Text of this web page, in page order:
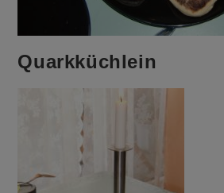
Quarkküchlein